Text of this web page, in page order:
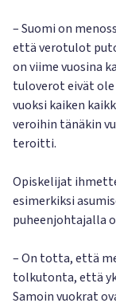
– Suomi on
että verotulot
on viime vuosina
tuloverot eivät
vuoksi kaiken
veroihin tänäkin
teroitti.
Opiskelijat
esimerkiksi
puheenjohtajalla
– On totta, että
tolkutonta, että
Samoin vuokrat